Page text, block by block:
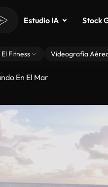
Estudio IA Stock
El Fitness Videografía
En El Mar